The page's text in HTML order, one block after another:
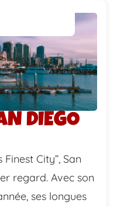
DIEGO
Finest City”, San
regard. Avec son
ses longues